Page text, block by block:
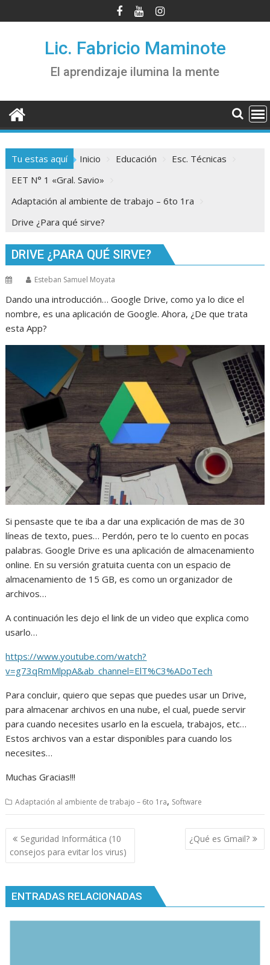
al
Lic. Fabricio Maminote
El aprendizaje ilumina la mente
Tu estas aquí Inicio Educación
Esc. Técnicas
EET N° 1 «Gral. Savio»
Adaptación al ambiente de trabajo – 6to 1ra
Drive ¿Para qué sirve?
DRIVE ¿PARA QUÉ SIRVE?
Esteban Samuel Moyata
Dando una introducción… Google Drive, como ya lo dice el
nombre, es una aplicación de Google. Ahora, ¿De que trata
esta App?
Si pensaste que te iba a dar una explicación de mas de 30
líneas de texto, pues… Perdón, pero te lo cuento en pocas
palabras. Google Drive es una aplicación de almacenamiento
online. En su versión gratuita cuenta con un espacio de
almacenamiento de 15 GB, es como un organizador de
archivos…
A continuación les dejo el link de un video que explica como
usarlo…
https://www.youtube.com/watch?
v=g73qRmMlppA&ab_channel=ElT%C3%ADoTech
Para concluir, quiero que sepas que puedes usar un Drive,
para almacenar archivos en una nube, el cual, puede servir
para cuando necesites usarlo en la escuela, trabajos, etc…
Estos archivos van a estar disponibles para cuando los
necesites…
Muchas Gracias!!!
Adaptación al ambiente de trabajo – 6to 1ra, Software
Navegación
de
entradas
Seguridad Informática (10
consejos para evitar los virus)
¿Qué es Gmail?
ENTRADAS RELACIONADAS